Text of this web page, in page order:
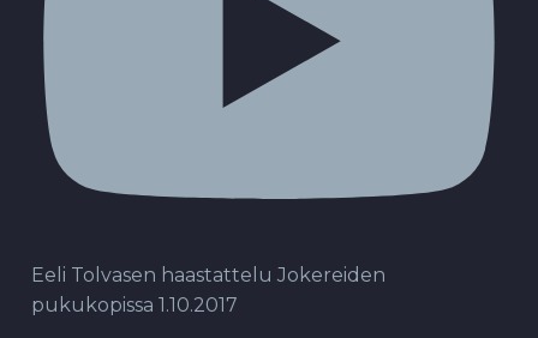
Eeli Tolvasen haastattelu Jokereiden
pukukopissa 1.10.2017